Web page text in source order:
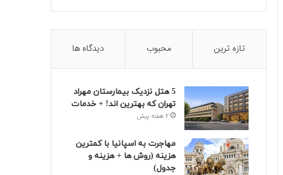
تازه ترین محبوب دیدگاه ها
5 هتل نزدیک بیمارستان مهراد
تهران که بهترین‌ اند! + خدمات
2 هفته پیش
مهاجرت به اسپانیا با کمترین
هزینه (روش ها + هزینه و
جدول)